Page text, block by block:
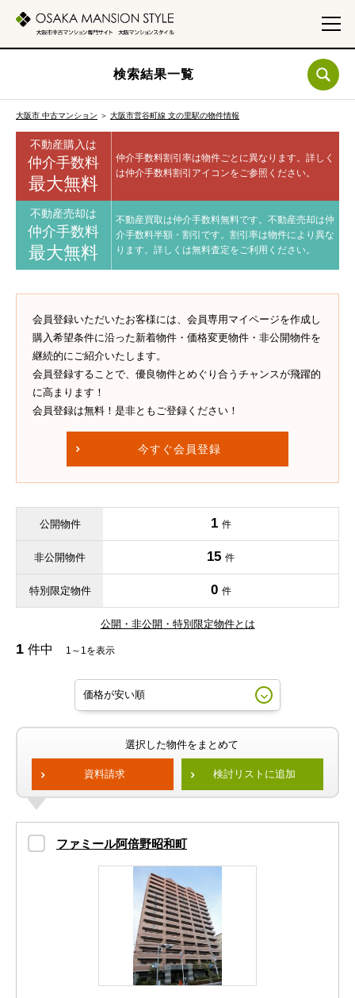
検索結果一覧
大阪市 中古マンション ＞ 大阪市営谷町線 文の里駅の物件情報
不動産購入は
仲介手数料
最大無料
仲介手数料割引率は物件ごとに異なります。 詳しく
は仲介手数料割引アイコンをご参照ください。
不動産売却は
仲介手数料
最大無料
不動産買取は仲介手数料無料です。 不動産売却は仲
介手数料半額・割引です。 割引率は物件により異な
ります。 詳しくは無料査定をご利用ください。
会員登録いただいたお客様には、会員専用マイページを作成し
購入希望条件に沿った新着物件・価格変更物件・非公開物件を
継続的にご紹介いたします。
会員登録することで、優良物件とめぐり合うチャンスが飛躍的
に高まります！
会員登録は無料！是非ともご登録ください！
今すぐ会員登録
公開物件 1 件
非公開物件 15 件
特別限定物件 0 件
公開・非公開・特別限定物件とは
1 件中 1～1を表示
選択した物件をまとめて
資料請求 検討リストに追加
ファミール阿倍野昭和町